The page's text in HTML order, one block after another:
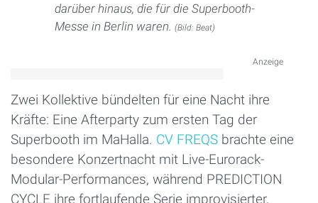
darüber hinaus, die für die Superbooth-
Messe in Berlin waren. (Bild: Beat)
Anzeige
Zwei Kollektive bündelten für eine Nacht ihre
Kräfte: Eine Afterparty zum ersten Tag der
Superbooth im MaHalla. CV FREQS brachte eine
besondere Konzertnacht mit Live-Eurorack-
Modular-Performances, während PREDICTION
CYCLE ihre fortlaufende Serie improvisierter,